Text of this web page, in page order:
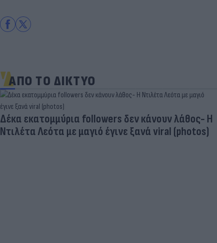
ΑΠΟ ΤΟ ΔΙΚΤΥΟ